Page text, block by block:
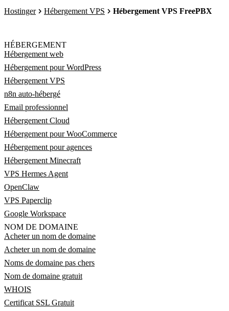
Hostinger Hébergement VPS Hébergement VPS FreePBX
HÉBERGEMENT
Hébergement web
Hébergement pour WordPress
Hébergement VPS
n8n auto-hébergé
Email professionnel
Hébergement Cloud
Hébergement pour WooCommerce
Hébergement pour agences
Hébergement Minecraft
VPS Hermes Agent
OpenClaw
VPS Paperclip
Google Workspace
NOM DE DOMAINE
Acheter un nom de domaine
Acheter un nom de domaine
Noms de domaine pas chers
Nom de domaine gratuit
WHOIS
Certificat SSL Gratuit